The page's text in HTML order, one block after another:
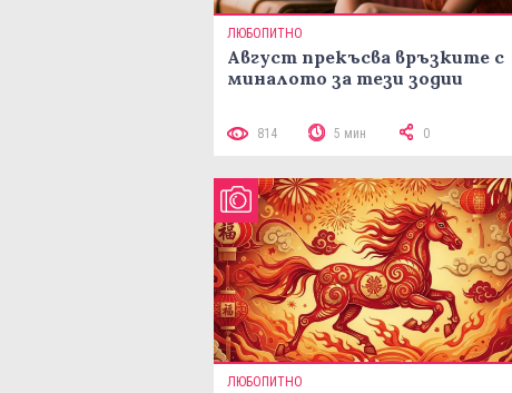
ЛЮБОПИТНО
Август прекъсва връзките с
миналото за тези зодии
814 5 мин 0
ЛЮБОПИТНО